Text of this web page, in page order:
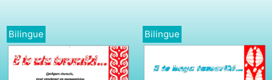
Bilingue Bilingue